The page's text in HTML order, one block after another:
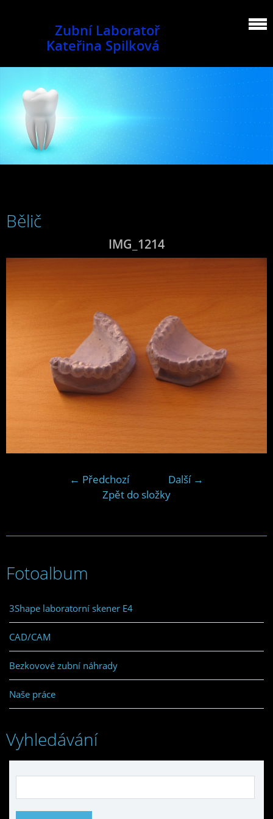
Zubní Laboratoř
Kateřina Spilková
Bělič
IMG_1214
← Předchozí
Další →
Zpět do složky
Fotoalbum
3Shape laboratorní skener E4
CAD/CAM
Bezkovové zubní náhrady
Naše práce
Vyhledávání